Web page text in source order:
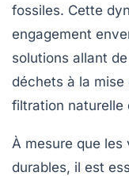
fossiles. Cette
engagement
solutions allant
déchets à la mise
filtration naturelle
À mesure que les
durables, il est